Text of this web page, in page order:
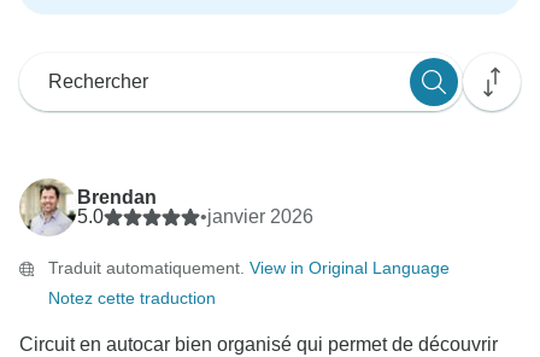
Brendan
5.0
•janvier 2026
Traduit automatiquement. View in Original Language
Notez cette traduction
Circuit en autocar bien organisé qui permet de découvrir